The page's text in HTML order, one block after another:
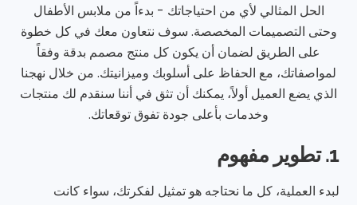
الحل المثالي لأي من احتياجاتك - بدءاً من ملابس الأطفال
وحتى التصميمات المخصصة. سوف نتعاون معك في كل خطوة
على الطريق لضمان أن يكون كل منتج مصمم بدقة وفقاً
لمواصفاتك، مع الحفاظ على أسلوبك وميزانيتك. من خلال نهجنا
الذي يضع العميل أولاً، يمكنك أن تثق في أننا سنقدم لك منتجات
وخدمات بأعلى جودة تفوق توقعاتك.
1. تطوير مفهوم
لبدء العملية، كل ما نحتاجه هو تمثيل لفكرتك، سواء كانت